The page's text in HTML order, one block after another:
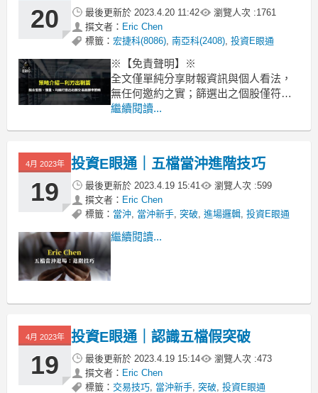
各位投資朋友大家好~我是E大，歡迎來
到【投資E眼通】軟體，台股近1,800檔
股票，在這篇文章中，我將帶
20 最後更新於 2023.4.20 11:42 瀏覽人次 :1761
撰文者： Eric Chen
標籤： 宏捷科(8086), 南亞科(2408), 投資E眼通
※【免責聲明】※
全文僅單純分享財報資訊與個人看法，
無任何邀約之實；篩選出之個股僅符合
量化條件，亦無推薦之意，僅供讀者參
前言
各位投資朋友大家好~我是E大，歡迎來
到【投資E眼通】軟體，台股近1,800檔
股票，在這篇文章中，我將帶
繼續閱讀...
4月 2023年
19
投資E眼通｜五檔當沖進階技巧
最後更新於 2023.4.19 15:41 瀏覽人次 :599
撰文者： Eric Chen
標籤： 當沖, 當沖新手, 突破, 進場邏輯, 投資E眼通
繼續閱讀...
4月 2023年
19
投資E眼通｜認識五檔假突破
最後更新於 2023.4.19 15:14 瀏覽人次 :473
撰文者： Eric Chen
標籤： 交易技巧, 當沖新手, 突破, 投資E眼通